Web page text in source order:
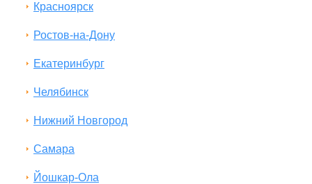
Красноярск
Ростов-на-Дону
Екатеринбург
Челябинск
Нижний Новгород
Самара
Йошкар-Ола